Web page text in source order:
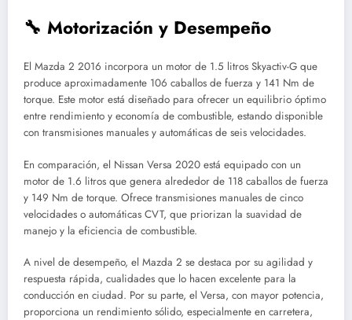
🔧 Motorización y Desempeño
El Mazda 2 2016 incorpora un motor de 1.5 litros Skyactiv-G que
produce aproximadamente 106 caballos de fuerza y 141 Nm de
torque. Este motor está diseñado para ofrecer un equilibrio óptimo
entre rendimiento y economía de combustible, estando disponible
con transmisiones manuales y automáticas de seis velocidades.
En comparación, el Nissan Versa 2020 está equipado con un
motor de 1.6 litros que genera alrededor de 118 caballos de fuerza
y 149 Nm de torque. Ofrece transmisiones manuales de cinco
velocidades o automáticas CVT, que priorizan la suavidad de
manejo y la eficiencia de combustible.
A nivel de desempeño, el Mazda 2 se destaca por su agilidad y
respuesta rápida, cualidades que lo hacen excelente para la
conducción en ciudad. Por su parte, el Versa, con mayor potencia,
proporciona un rendimiento sólido, especialmente en carretera,